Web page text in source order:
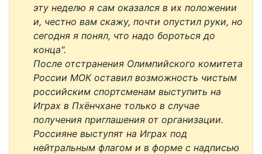
эту неделю я сам оказался в их положении
и, честно вам скажу, почти опустил руки, но
сегодня я понял, что надо бороться до
конца".
После отстранения Олимпийского комитета
России МОК оставил возможность чистым
российским спортсменам выступить на
Играх в Пхёнчхане только в случае
получения приглашения от организации.
Россияне выступят на Играх под
нейтральным флагом и в форме с надписью